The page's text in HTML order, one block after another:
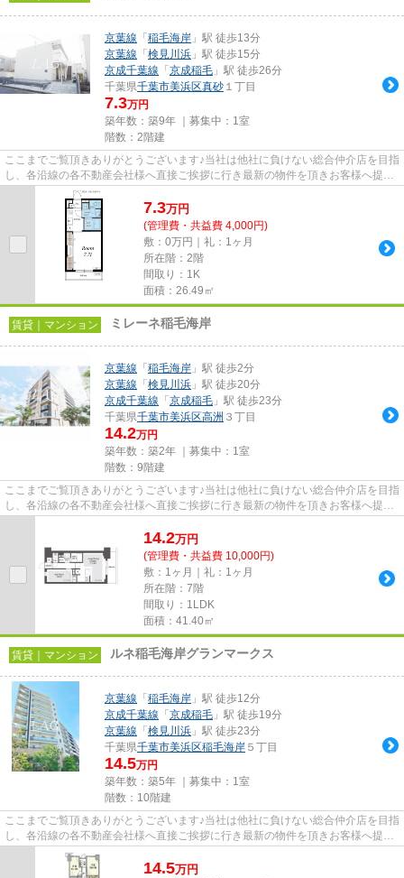
京葉線 「 稲毛海岸 」駅 徒歩13分
京葉線 「 検見川浜 」駅 徒歩15分
京成千葉線 「 京成稲毛 」駅 徒歩26分
千葉県千葉市美浜区真砂 １丁目
7.3万円
築年数：築9年 ｜募集中： 1室
階数：2階建
ここまでご覧頂きありがとうございます♪当社は他社に負けない総合仲介店を目指
し、各沿線の各不動産会社様へ直接ご挨拶に行き最新の物件を頂きお客様へ提供
しております！最新の情報は...
7.3万円
(管理費・共益費 4,000円)
敷：0万円｜礼：1ヶ月
所在階：2階
間取り：1K
面積：26.49㎡
賃貸｜マンション ミレーネ稲毛海岸
京葉線 「 稲毛海岸 」駅 徒歩2分
京葉線 「 検見川浜 」駅 徒歩20分
京成千葉線 「 京成稲毛 」駅 徒歩23分
千葉県千葉市美浜区高洲 ３丁目
14.2万円
築年数：築2年 ｜募集中： 1室
階数：9階建
ここまでご覧頂きありがとうございます♪当社は他社に負けない総合仲介店を目指
し、各沿線の各不動産会社様へ直接ご挨拶に行き最新の物件を頂きお客様へ提供
14.2万円
(管理費・共益費 10,000円)
敷：1ヶ月｜礼：1ヶ月
所在階：7階
間取り：1LDK
面積：41.40㎡
賃貸｜マンション ルネ稲毛海岸グランマークス
京葉線 「 稲毛海岸 」駅 徒歩12分
京成千葉線 「 京成稲毛 」駅 徒歩19分
京葉線 「 検見川浜 」駅 徒歩23分
千葉県千葉市美浜区稲毛海岸 ５丁目
14.5万円
築年数：築5年 ｜募集中： 1室
階数：10階建
ここまでご覧頂きありがとうございます♪当社は他社に負けない総合仲介店を目指
し、各沿線の各不動産会社様へ直接ご挨拶に行き最新の物件を頂きお客様へ提供
しております！最新の情報は...
14.5万円